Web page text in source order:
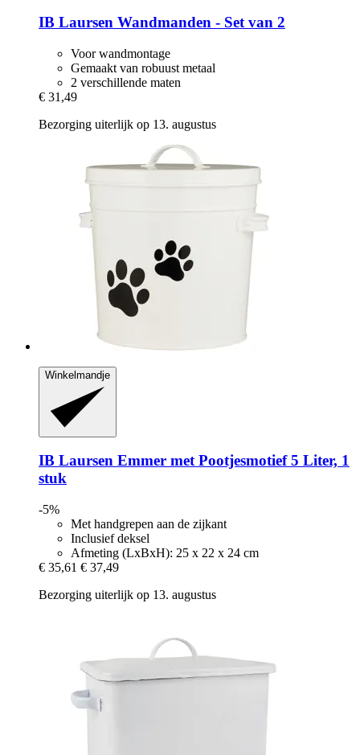
IB Laursen Wandmanden -​ Set van 2
Voor wandmontage
Gemaakt van robuust metaal
2 verschillende maten
€ 31,49
Bezorging uiterlijk op 13. augustus
Winkelmandje
IB Laursen Emmer met Pootjesmotief 5 Liter, 1
stuk
-5%
Met handgrepen aan de zijkant
Inclusief deksel
Afmeting (LxBxH): 25 x 22 x 24 cm
€ 35,61 € 37,49
Bezorging uiterlijk op 13. augustus